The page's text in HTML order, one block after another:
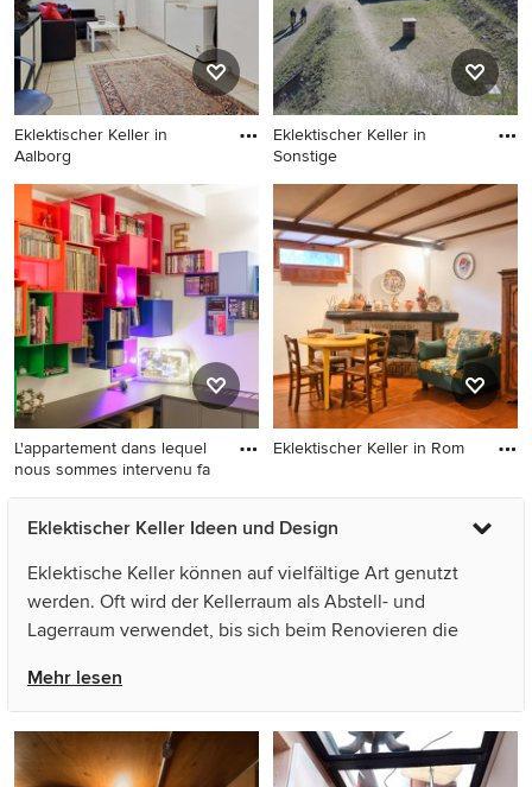
Eklektischer Keller in
Aalborg
Eklektischer Keller in Aalborg
Eklektischer Keller in
Sonstige
Eklektischer Keller in
Sonstige
L'appartement dans lequel
nous sommes intervenu fa
Großer Eklektischer Keller in
Paris
Eklektischer Keller in Rom
Eklektischer Keller Ideen und Design
Eklektische Keller können auf vielfältige Art genutzt
werden. Oft wird der Kellerraum als Abstell- und
Lagerraum verwendet, bis sich beim Renovieren die
einrichten soll. Stilmix Partykeller, Proberaum oder
Gästezimmer – es gibt unzählige Wohnideen, wie Sie im
Untergeschoss einen Wohnkeller oder einen
eklektischen Hobbyraum gestalten. Vom Aufstellen einer
Mehr lesen